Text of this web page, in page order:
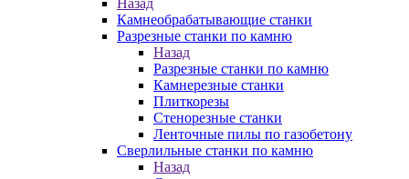
Назад
Камнеобрабатывающие станки
Разрезные станки по камню
Назад
Разрезные станки по камню
Камнерезные станки
Плиткорезы
Стенорезные станки
Ленточные пилы по газобетону
Сверлильные станки по камню
Назад